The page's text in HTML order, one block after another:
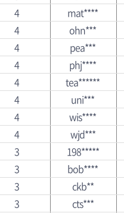
4 mat****
4 ohn***
4 pea***
4 phj****
4 tea******
4 uni***
4 wis****
4 wjd***
3 198*****
3 bob****
3 ckb**
3 cts***